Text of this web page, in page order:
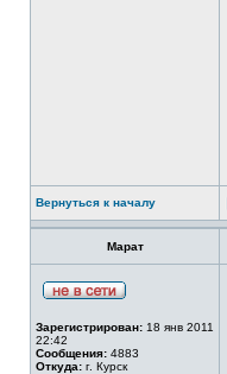
Вернуться к началу
Марат
Зарегистрирован: 18 янв 2011
22:42
Сообщения: 4883
Откуда: г. Курск